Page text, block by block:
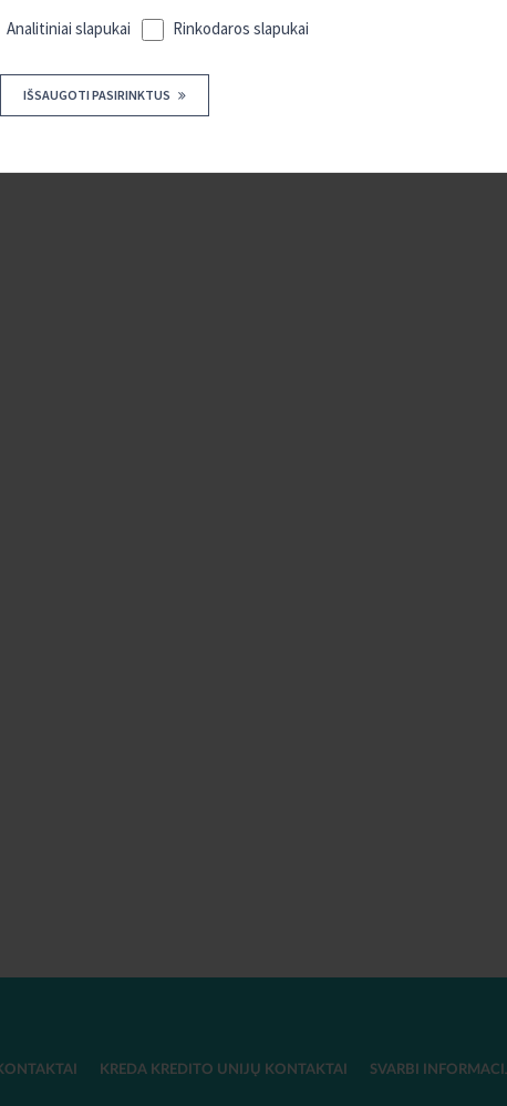
Analitiniai slapukai Rinkodaros slapukai
IŠSAUGOTI PASIRINKTUS
KREDA KREDITO UNIJŲ KONTAKTAI SVARBI